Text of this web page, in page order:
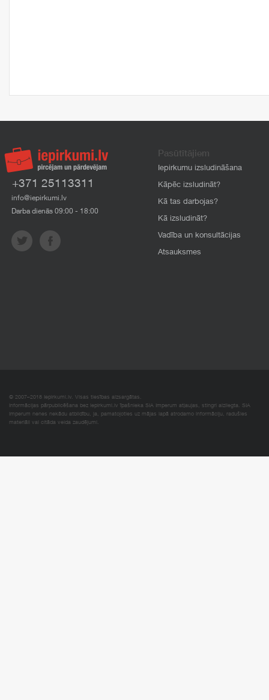
+371 25113311
info@iepirkumi.lv
Darba dienās 09:00 - 18:00
Pasūtītājiem
Iepirkumu izsludināšana
Kāpēc izsludināt?
Kā tas darbojas?
Kā izsludināt?
Vadība un konsultācijas
Atsauksmes
© 2007–2018 Iepirkumi.lv. Visas tiesības aizsargātas.
Informācijas pārpublicēšana bez iepirkumi.lv īpašnieka SIA Imperum atļaujas, stingri aizliegta. SIA
Imperum nenes nekādu atbildību, ja, pamatojoties uz mājas lapā atrodamo informāciju, radušies
materiāli vai citāda veida zaudējumi.